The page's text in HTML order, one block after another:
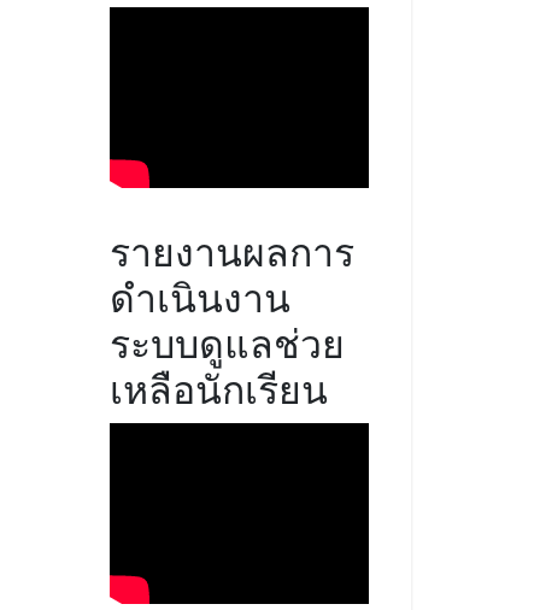
รายงานผลการ
ดำเนินงาน
ระบบดูแลช่วย
เหลือนักเรียน